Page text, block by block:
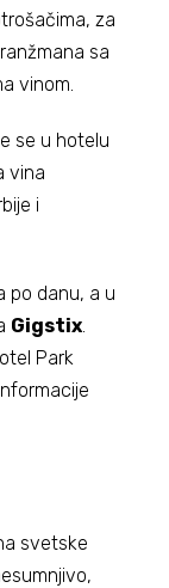
za
sa
vinom.
se u hotelu
vina
i
po danu, a u
Gigstix
Park
svetske